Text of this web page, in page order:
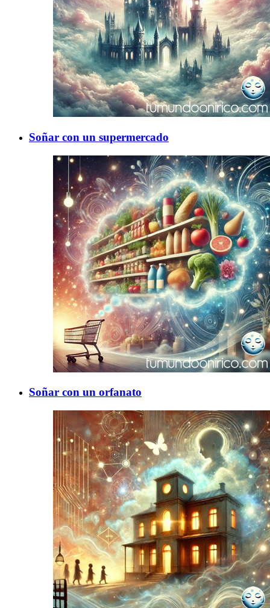
Soñar con un supermercado
Soñar con un orfanato